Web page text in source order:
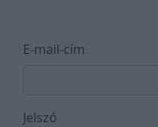
E-mail-cím
Jelszó